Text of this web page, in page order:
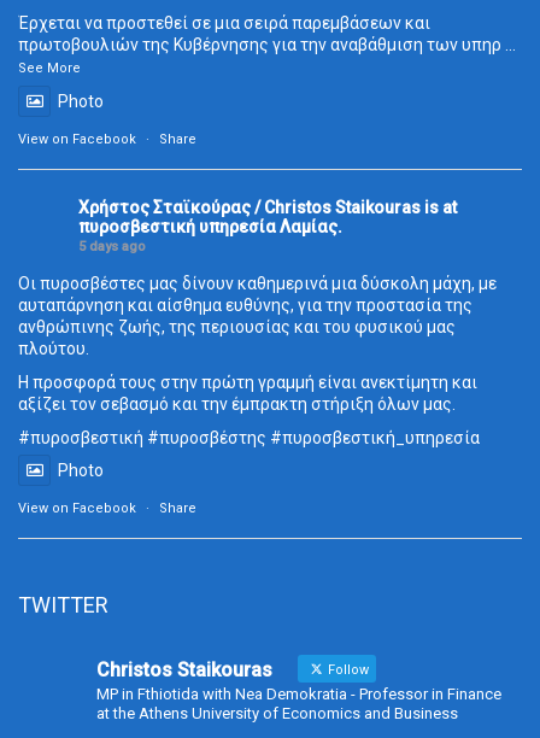
Έρχεται να προστεθεί σε μια σειρά παρεμβάσεων και
πρωτοβουλιών της Κυβέρνησης για την αναβάθμιση των υπηρ
See More
Photo
View on Facebook · Share
Χρήστος Σταϊκούρας / Christos Staikouras is at
πυροσβεστική υπηρεσία Λαμίας.
5 days ago
Οι πυροσβέστες μας δίνουν καθημερινά μια δύσκολη μάχη, με
αυταπάρνηση και αίσθημα ευθύνης, για την προστασία της
ανθρώπινης ζωής, της περιουσίας και του φυσικού μας
πλούτου.
Η προσφορά τους στην πρώτη γραμμή είναι ανεκτίμητη και
αξίζει τον σεβασμό και την έμπρακτη στήριξη όλων μας.
#πυροσβεστική #πυροσβέστης #πυροσβεστική_ υπηρεσία
Photo
View on Facebook · Share
TWITTER
Christos Staikouras Follow
MP in Fthiotida with Nea Demokratia - Professor in Finance
at the Athens University of Economics and Business